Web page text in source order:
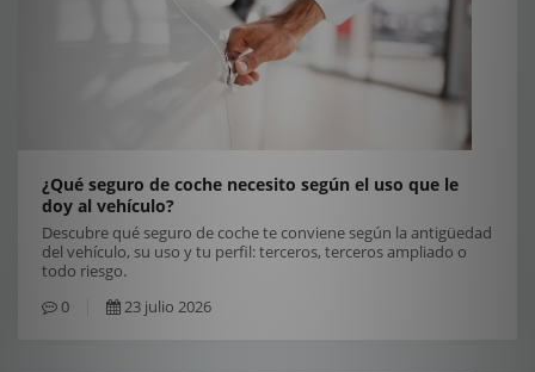
¿Qué seguro de coche necesito según el uso que le
doy al vehículo?
Descubre qué seguro de coche te conviene según la antigüedad
del vehículo, su uso y tu perfil: terceros, terceros ampliado o
todo riesgo.
0
23 julio 2026